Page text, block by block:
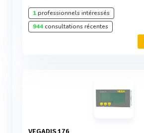
1professionnels intéressés
944consultations récentes
VEGADIS 176